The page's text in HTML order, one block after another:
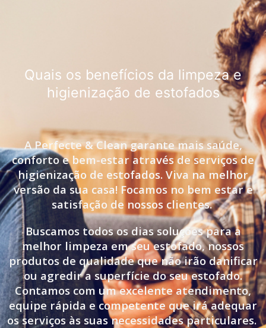
Quais os benefícios da limpeza e
higienização de estofados
A Perfecte & Clean garante mais saúde,
conforto e bem-estar através de serviços de
higienização de estofados. Viva na melhor
versão da sua casa! Focamos no bem estar e
satisfação de nossos clientes.
Buscamos todos os dias soluções para a
melhor limpeza em seu estofado, nossos
produtos de qualidade que não irão danificar
ou agredir a superfície do seu estofado.
Contamos com um excelente atendimento,
equipe rápida e competente que irá adequar
os serviços às suas necessidades particulares.